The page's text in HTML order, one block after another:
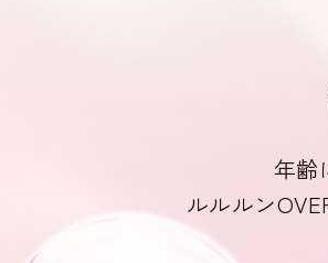
年齢
ルルルン